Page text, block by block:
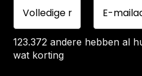
123.372 andere hebben al
wat korting